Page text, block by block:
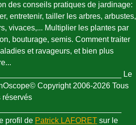
des conseils pratiques de jardinage:
entretenir, tailler les arbres, arbustes,
vivaces,... Multiplier les plantes par
bouturage, semis. Comment traiter
et ravageurs, et bien plus
Le
Copyright 2006-2026 Tous
réservés
profil de Patrick LAFORET sur le